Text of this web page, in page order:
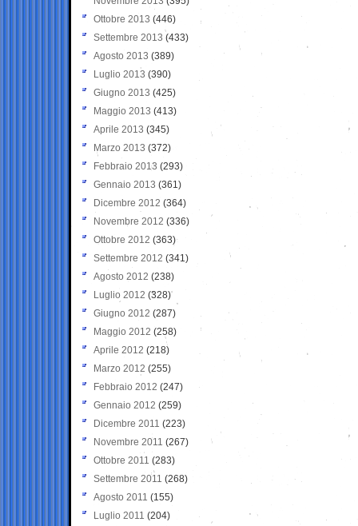
Ottobre 2013 (446)
Settembre 2013 (433)
Agosto 2013 (389)
Luglio 2013 (390)
Giugno 2013 (425)
Maggio 2013 (413)
Aprile 2013 (345)
Marzo 2013 (372)
Febbraio 2013 (293)
Gennaio 2013 (361)
Dicembre 2012 (364)
Novembre 2012 (336)
Ottobre 2012 (363)
Settembre 2012 (341)
Agosto 2012 (238)
Luglio 2012 (328)
Giugno 2012 (287)
Maggio 2012 (258)
Aprile 2012 (218)
Marzo 2012 (255)
Febbraio 2012 (247)
Gennaio 2012 (259)
Dicembre 2011 (223)
Novembre 2011 (267)
Ottobre 2011 (283)
Settembre 2011 (268)
Agosto 2011 (155)
Luglio 2011 (204)